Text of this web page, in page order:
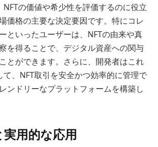
NFTの価値や希少性を評価するのに役立
価格の主要な決定要因です。特にコレ
といったユーザーは、NFTの由来や真
を得ることで、デジタル資産への関与
とができます。さらに、開発者はこれ
て、NFT取引を安全かつ効率的に管理で
ンドリーなプラットフォームを構築し
用的な応用